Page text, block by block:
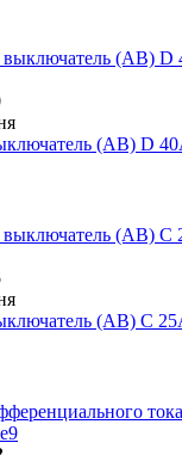
(АВ) D
(АВ) C